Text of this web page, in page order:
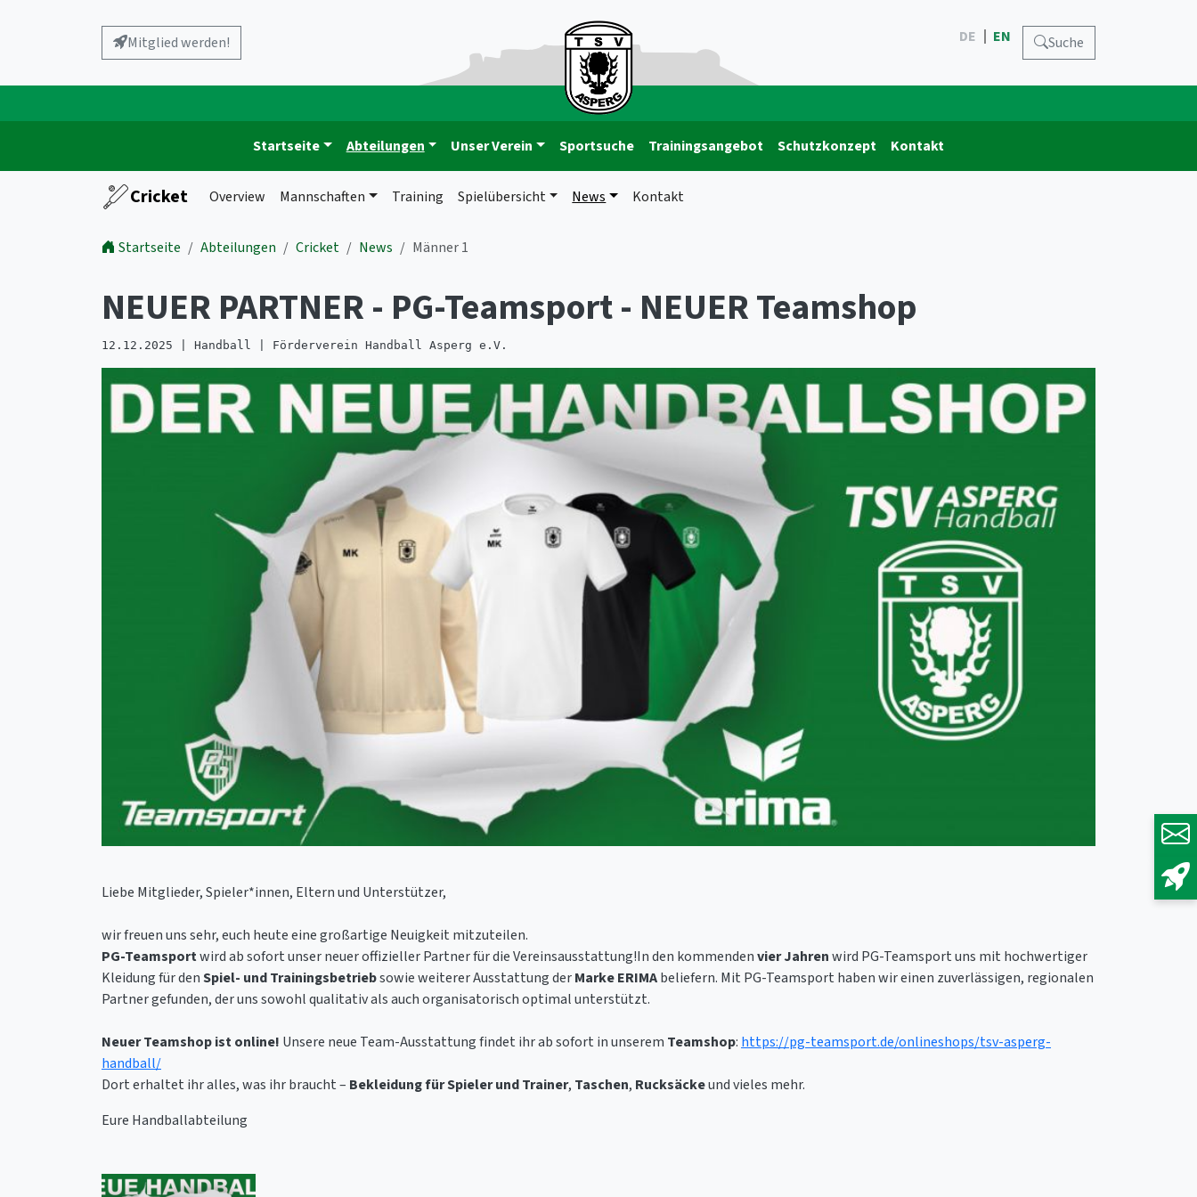
Mitglied werden! DE EN Suche
Startseite Abteilungen Unser Verein Sportsuche Trainingsangebot Schutzkonzept Kontakt
Cricket Overview Mannschaften Training Spielübersicht News Kontakt
Startseite Abteilungen Cricket News Männer 1
NEUER PARTNER - PG-Teamsport - NEUER Teamshop
12.12.2025 | Handball | Förderverein Handball Asperg e.V.
Liebe Mitglieder, Spieler*innen, Eltern und Unterstützer,
wir freuen uns sehr, euch heute eine großartige Neuigkeit mitzuteilen.
PG-Teamsportwird ab sofort unser neuer offizieller Partner für die Vereinsausstattung!In den kommendenvier Jahrenwird PG-Teamsport uns mit hochwertiger
Kleidung für denSpiel- und Trainingsbetriebsowie weiterer Ausstattung derMarke ERIMAbeliefern. Mit PG-Teamsport haben wir einen zuverlässigen, regionalen
Partner gefunden, der uns sowohl qualitativ als auch organisatorisch optimal unterstützt.
Neuer Teamshop ist online! Unsere neue Team-Ausstattung findet ihr ab sofort in unserem Teamshop: https://pg-teamsport.de/onlineshops/tsv-asperg-
handball/
Dort erhaltet ihr alles, was ihr braucht – Bekleidung für Spieler und Trainer, Taschen, Rucksäckeund vieles mehr.
Eure Handballabteilung